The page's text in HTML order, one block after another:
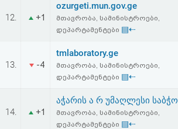
12. +1
ozurgeti.mun.gov.ge
მთავრობა, სამინისტროები,
დეპარტამენტები ▤⇠
13. -4
tmlaboratory.ge
მთავრობა, სამინისტროები,
დეპარტამენტები ▤⇠
14. +1
აჭარის ა რ უმაღლესი საბჭო
მთავრობა, სამინისტროები,
დეპარტამენტები ▤⇠